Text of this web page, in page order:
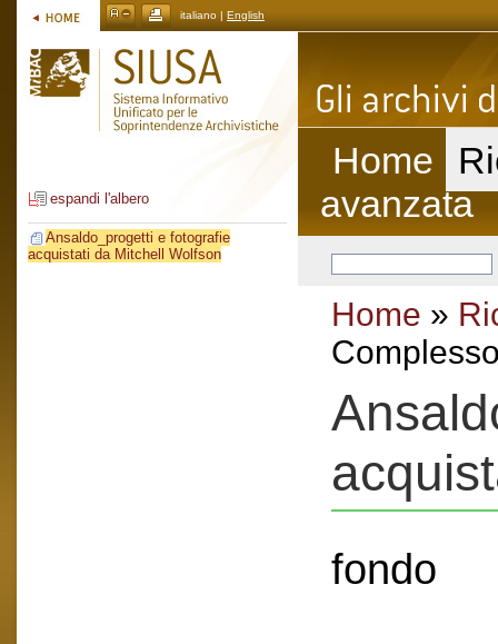
italiano | English
espandi l'albero
Ansaldo_progetti e fotografie
acquistati da Mitchell Wolfson
Home
avanzata
Home »
fondo